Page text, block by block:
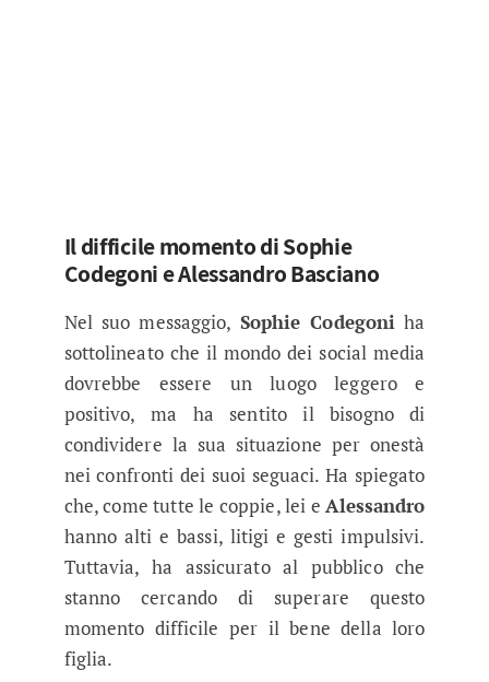
Il difficile momento di Sophie
Codegoni e Alessandro Basciano
Nel suo messaggio, Sophie Codegoni ha
sottolineato che il mondo dei social media
dovrebbe essere un luogo leggero e
positivo, ma ha sentito il bisogno di
condividere la sua situazione per onestà
nei confronti dei suoi seguaci. Ha spiegato
che, come tutte le coppie, lei eAlessandro
hanno alti e bassi, litigi e gesti impulsivi.
Tuttavia, ha assicurato al pubblico che
stanno cercando di superare questo
momento difficile per il bene della loro
figlia.